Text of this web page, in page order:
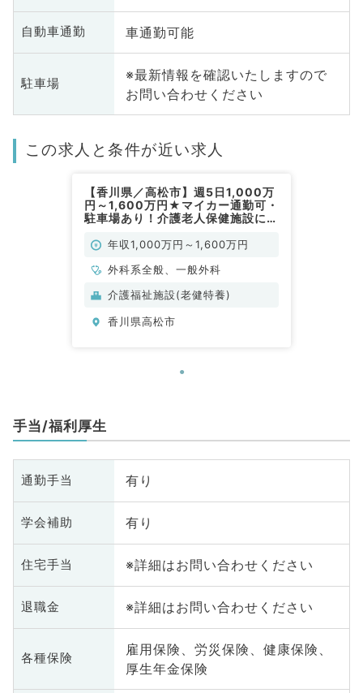
自動車通勤 車通勤可能
駐車場
※最新情報を確認いたしますので
お問い合わせください
この求人と条件が近い求人
【香川県／高松市】週5日1,000万
円～1,600万円★マイカー通勤可・
駐車場あり！介護老人保健施設にて
常勤）年収1,000万円～1,600万円
外科系全般、一般外科
介護福祉施設(老健特養)
香川県高松市
手当/福利厚生
通勤手当 有り
学会補助 有り
住宅手当 ※詳細はお問い合わせください
退職金 ※詳細はお問い合わせください
各種保険
雇用保険、労災保険、健康保険、
厚生年金保険